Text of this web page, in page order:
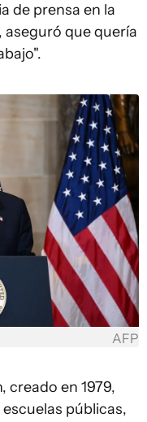
de prensa en la
aseguró que quería
AFP
creado en 1979,
públicas,